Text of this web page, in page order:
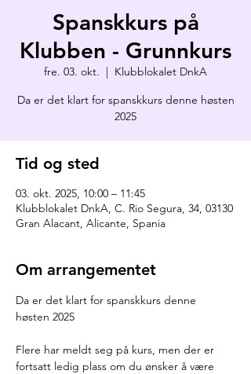
Spanskkurs på
Klubben - Grunnkurs
fre. 03. okt.
  |
Klubblokalet DnkA
Da er det klart for spanskkurs denne høsten
2025
Tid og sted
03. okt. 2025, 10:00 – 11:45
Klubblokalet DnkA, C. Rio Segura, 34, 03130
Gran Alacant, Alicante, Spania
Om arrangementet
Da er det klart for spanskkurs denne
høsten 2025
Flere har meldt seg på kurs, men der er
fortsatt ledig plass om du ønsker å være